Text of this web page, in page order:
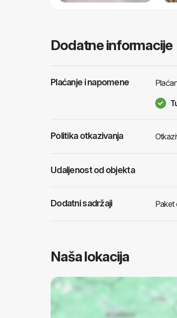
Dodatne informacije
Plaćanje i napomene
Politika otkazivanja
Udaljenost od objekta
Dodatni sadržaji Paket
Naša lokacija